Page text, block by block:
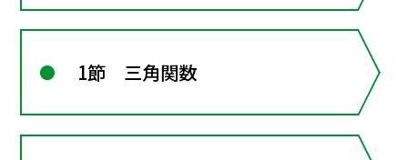
1節 三角関数